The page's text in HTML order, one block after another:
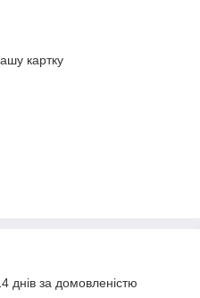
картку
днів за домовленістю